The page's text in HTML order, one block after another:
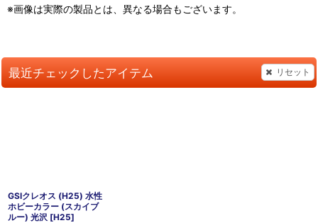
※画像は実際の製品とは、異なる場合もございます。
最近チェックしたアイテム リセット
GSIクレオス (H25) 水性
ホビーカラー (スカイブ
ルー) 光沢 [H25]